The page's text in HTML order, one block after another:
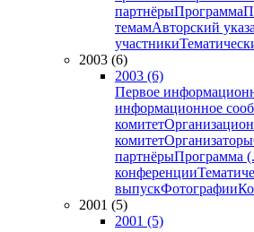
партнёрыПрограмма
темамАвторский
участники
2003 (6)
2003 (6)
Первое
информационное
комитет
комитетОрганизаторы
партнёрыПрограмма
конференции
выпускФотографии
2001 (5)
2001 (5)